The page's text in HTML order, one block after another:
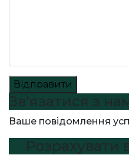
Відправити
Зв'язатися з
Ваше повідомлення
Розрахувати